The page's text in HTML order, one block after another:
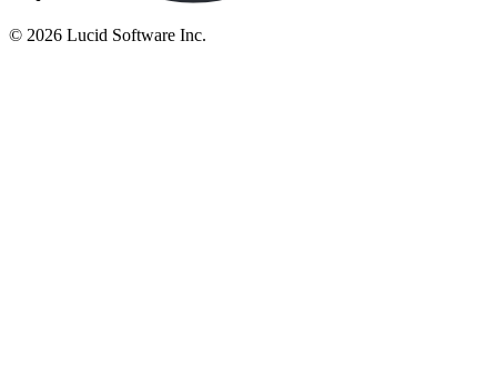
© 2026 Lucid Software Inc.